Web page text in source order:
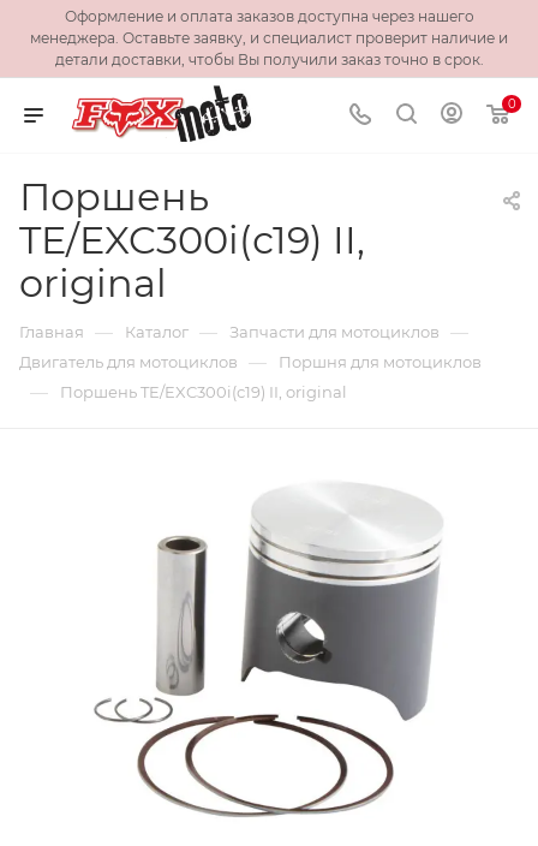
Оформление и оплата заказов доступна через нашего
менеджера. Оставьте заявку, и специалист проверит наличие и
детали доставки, чтобы Вы получили заказ точно в срок.
0
Поршень
TE/EXC300i(с19) II,
original
Главная — Каталог — Запчасти для мотоциклов —
Двигатель для мотоциклов — Поршня для мотоциклов
— Поршень TE/EXC300i(с19) II, original